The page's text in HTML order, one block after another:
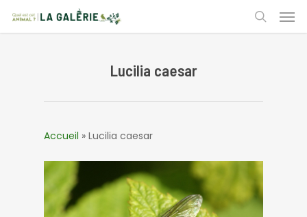
main
search
Lucilia caesar
Accueil » Lucilia caesar